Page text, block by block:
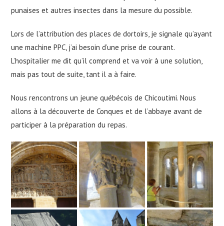
punaises et autres insectes dans la mesure du possible.
Lors de l’attribution des places de dortoirs, je signale qu’ayant
une machine PPC, j’ai besoin d’une prise de courant.
L’hospitalier me dit qu’il comprend et va voir à une solution,
mais pas tout de suite, tant il a à faire.
Nous rencontrons un jeune québécois de Chicoutimi. Nous
allons à la découverte de Conques et de l’abbaye avant de
participer à la préparation du repas.